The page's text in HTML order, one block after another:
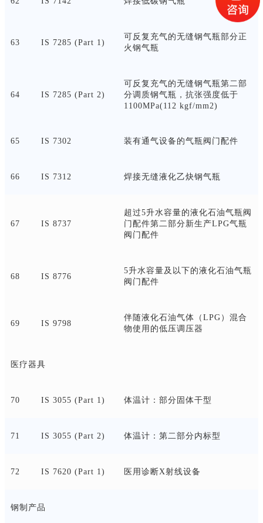
63 IS 7285 (Part 1)
可反复充气的无缝钢气瓶部分正
火钢气瓶
64 IS 7285 (Part 2)
可反复充气的无缝钢气瓶第二部
分调质钢气瓶，抗张强度低于
1100MPa(112 kgf/mm2)
65 IS 7302 装有通气设备的气瓶阀门配件
66 IS 7312 焊接无缝液化乙炔钢气瓶
67 IS 8737
超过5升水容量的液化石油气瓶阀
门配件第二部分新生产LPG气瓶
阀门配件
68 IS 8776
5升水容量及以下的液化石油气瓶
阀门配件
69 IS 9798
伴随液化石油气体（ LPG）混合
物使用的低压调压器
医疗器具
70 IS 3055 (Part 1) 体温计：部分固体干型
71 IS 3055 (Part 2) 体温计：第二部分内标型
72 IS 7620 (Part 1) 医用诊断X射线设备
钢制产品